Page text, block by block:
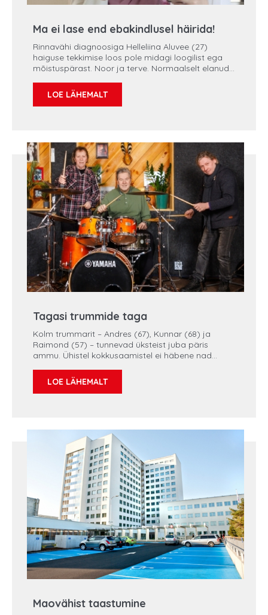
Ma ei lase end ebakindlusel häirida!
Rinnavähi diagnoosiga Helleliina Aluvee (27)
haiguse tekkimise loos pole midagi loogilist ega
mõistuspärast. Noor ja terve. Normaalselt elanud.
head. „Miks mina sain selle vähi?“ küsib ta.
LOE LÄHEMALT
Tagasi trummide taga
Kolm trummarit – Andres (67), Kunnar (68) ja
Raimond (57) – tunnevad üksteist juba päris
ammu. Ühistel kokkusaamistel ei häbene nad
jagavad ausalt ja avameelselt oma kogemust
eesnäärmevähiga ja selle seljatamisega, et panna
LOE LÄHEMALT
Maovähist taastumine